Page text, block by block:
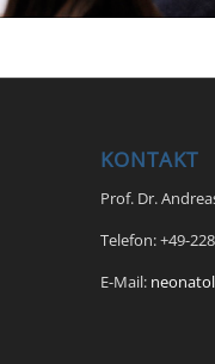
KONTAKT
Prof. Dr.
Telefon: +49-
E-Mail: